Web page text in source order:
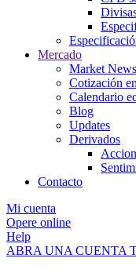
Mercado
Market News
Cotización
Calendario
Blog
Updates
Derivados
Contacto
Mi cuenta
Opere online
Help
ABRA UNA CUENTA